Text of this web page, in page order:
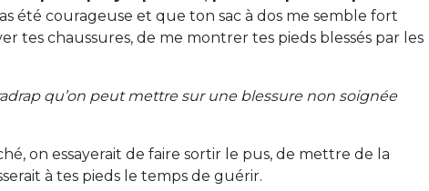
été courageuse et que ton sac à dos me semble fort
tes chaussures, de me montrer tes pieds blessés par les
qu’on peut mettre sur une blessure non soignée
on essayerait de faire sortir le pus, de mettre de la
à tes pieds le temps de guérir.